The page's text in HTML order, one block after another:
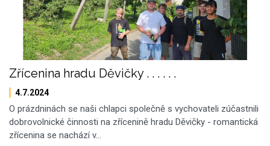
Zřícenina hradu Děvičky . . . . . .
4.7.2024
O prázdninách se naši chlapci společně s vychovateli zúčastnili
dobrovolnické činnosti na zřícenině hradu Děvičky - romantická
zřícenina se nachází v…